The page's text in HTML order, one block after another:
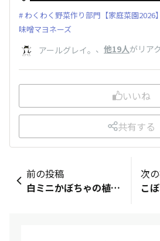
わくわく野菜作り部門【家庭菜園2026】
味噌マヨネーズ
アールグレイ。 、 他19人がリア
いいね
共有する
前の投稿
白ミニかぼちゃの植え付け
次
こ